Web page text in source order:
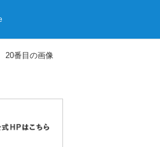
20番目の画像